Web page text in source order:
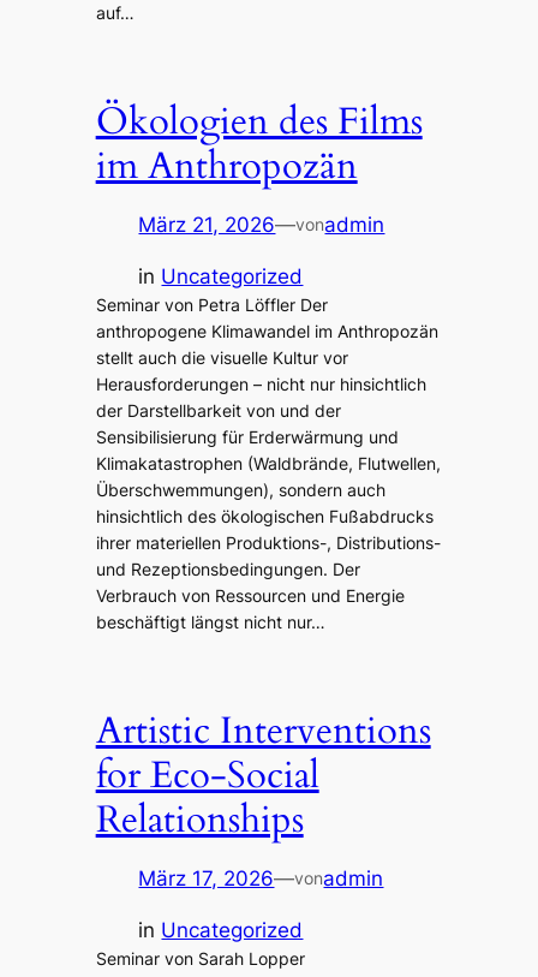
auf…
Ökologien des Films
im Anthropozän
März 21, 2026—vonadmin
in Uncategorized
Seminar von Petra Löffler Der
anthropogene Klimawandel im Anthropozän
stellt auch die visuelle Kultur vor
Herausforderungen – nicht nur hinsichtlich
der Darstellbarkeit von und der
Sensibilisierung für Erderwärmung und
Klimakatastrophen (Waldbrände, Flutwellen,
Überschwemmungen), sondern auch
hinsichtlich des ökologischen Fußabdrucks
ihrer materiellen Produktions-, Distributions-
und Rezeptionsbedingungen. Der
Verbrauch von Ressourcen und Energie
beschäftigt längst nicht nur…
Artistic Interventions
for Eco-Social
Relationships
März 17, 2026—vonadmin
in Uncategorized
Seminar von Sarah Lopper